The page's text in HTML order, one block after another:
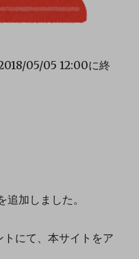
05/05 12:00に終
追加しました。
にて、本サイトをア